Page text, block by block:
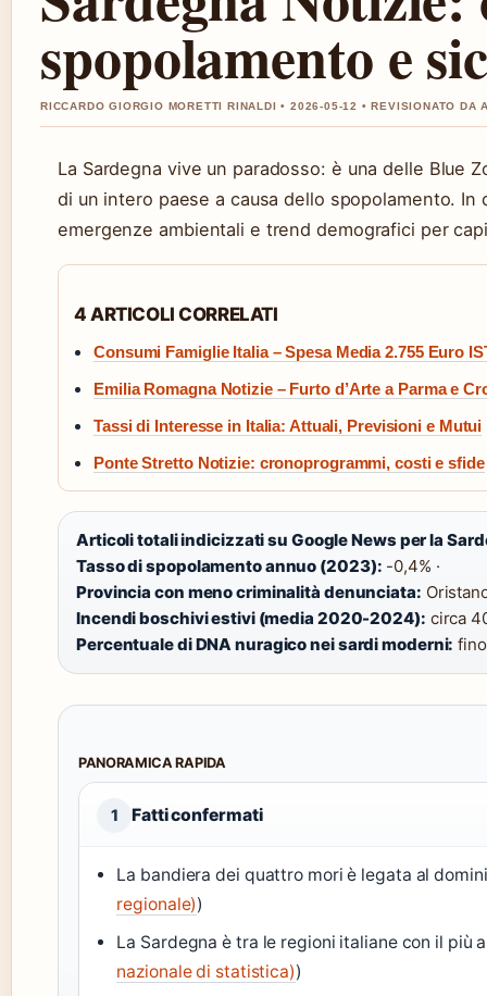
spopolamento e
RICCARDO GIORGIO MORETTI RINALDI • 2026-05-12 • REVISIONATO DA
La Sardegna vive un paradosso: è una delle Blue
di un intero paese a causa dello spopolamento.
emergenze ambientali e trend demografici per
4 ARTICOLI CORRELATI
Consumi Famiglie Italia – Spesa Media 2.755 Euro
Emilia Romagna Notizie – Furto d’Arte a Parma e
Tassi di Interesse in Italia: Attuali, Previsioni e Mutui
Ponte Stretto Notizie: cronoprogrammi, costi e sfide
Articoli totali indicizzati su Google News per la
Tasso di spopolamento annuo (2023): -0,4% ·
Provincia con meno criminalità denunciata:
Incendi boschivi estivi (media 2020-2024): circa
Percentuale di DNA nuragico nei sardi moderni:
PANORAMICA RAPIDA
1 Fatti confermati
La bandiera dei quattro mori è legata al
regionale))
La Sardegna è tra le regioni italiane con il più
nazionale di statistica))